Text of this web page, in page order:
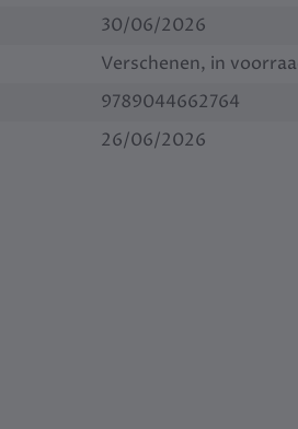
30/06/2026
Verschenen, in
9789044662764
26/06/2026